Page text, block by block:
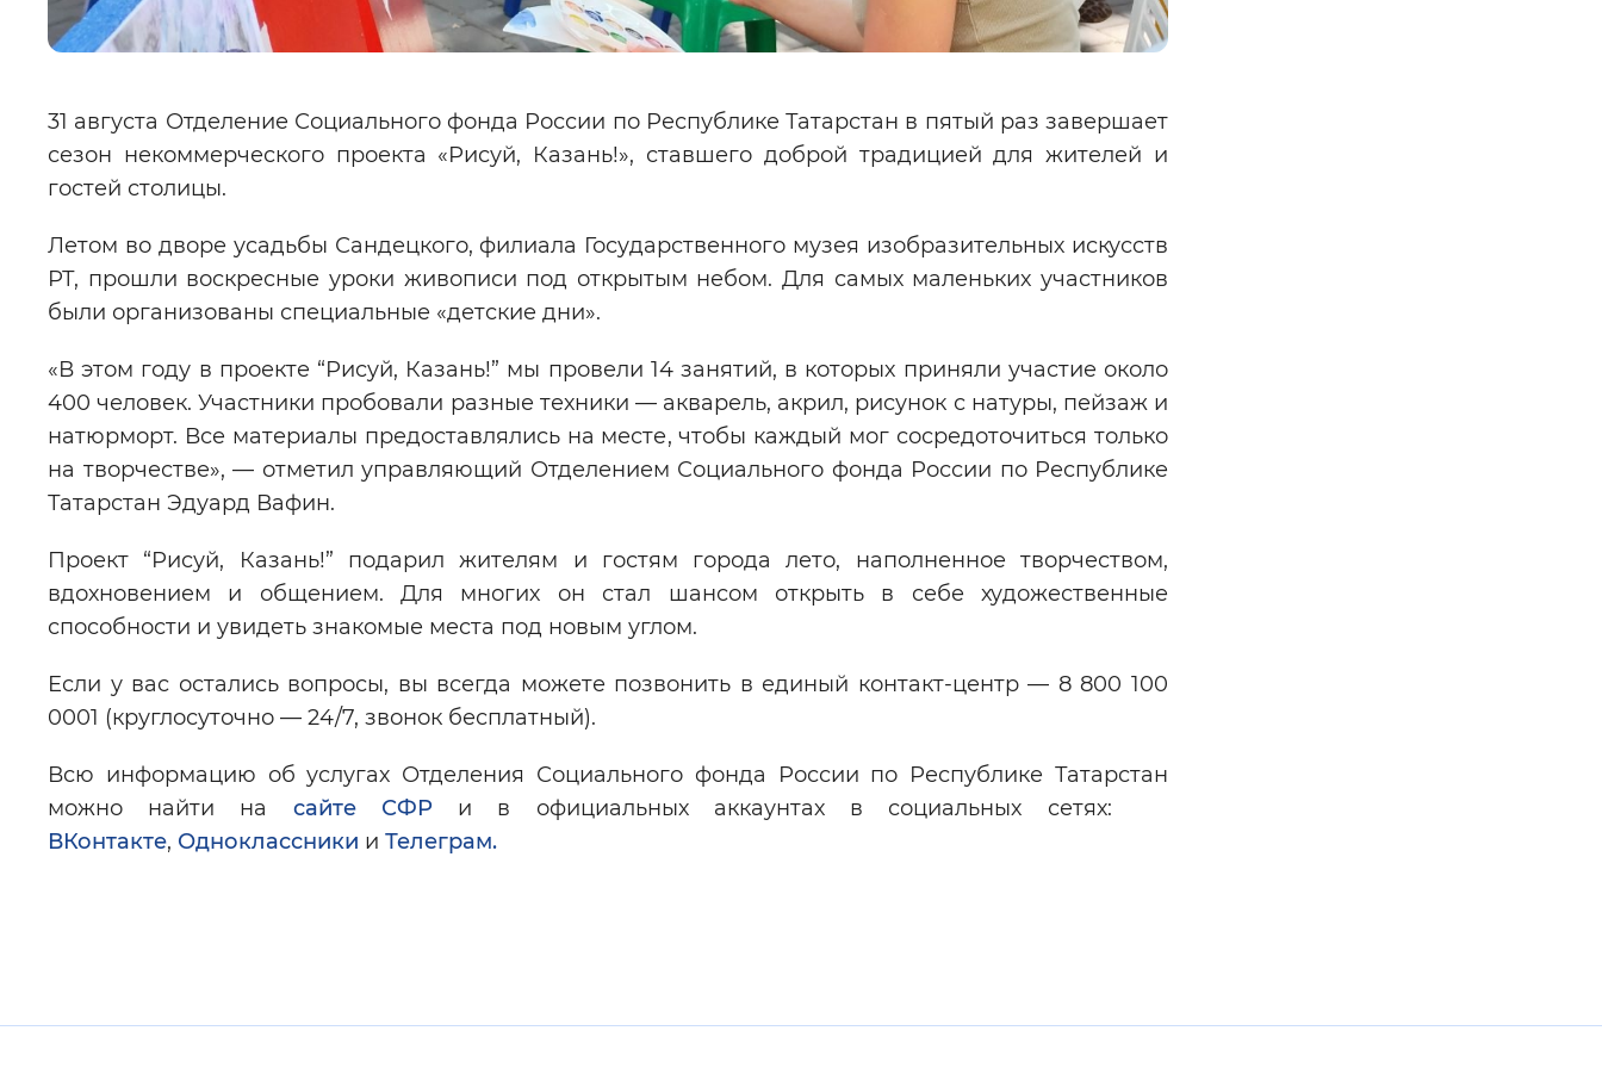
31 августа Отделение Социального фонда России по Республике Татарстан в пятый раз завершает
сезон некоммерческого проекта «Рисуй, Казань!», ставшего доброй традицией для жителей и
гостей столицы.
Летом во дворе усадьбы Сандецкого, филиала Государственного музея изобразительных искусств
РТ, прошли воскресные уроки живописи под открытым небом. Для самых маленьких участников
были организованы специальные «детские дни».
«В этом году в проекте “Рисуй, Казань!” мы провели 14 занятий, в которых приняли участие около
400 человек. Участники пробовали разные техники — акварель, акрил, рисунок с натуры, пейзаж и
натюрморт. Все материалы предоставлялись на месте, чтобы каждый мог сосредоточиться только
на творчестве», — отметил управляющий Отделением Социального фонда России по Республике
Татарстан Эдуард Вафин.
Проект “Рисуй, Казань!” подарил жителям и гостям города лето, наполненное творчеством,
вдохновением и общением. Для многих он стал шансом открыть в себе художественные
способности и увидеть знакомые места под новым углом.
Если у вас остались вопросы, вы всегда можете позвонить в единый контакт-центр — 8 800 100
0001 (круглосуточно — 24/7, звонок бесплатный).
Всю информацию об услугах Отделения Социального фонда России по Республике Татарстан
можно найти на сайте СФРи в официальных аккаунтах в социальных сетях:
ВКонтакте, Одноклассники и Телеграм.